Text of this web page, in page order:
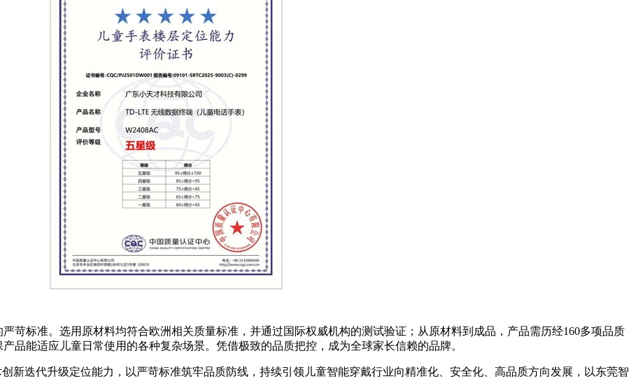
苛标准。选用原材料均符合欧洲相关质量标准，并通过国际权威机构的测试验证；从原材料到成品，产品需历经160多项品质
品能适应儿童日常使用的各种复杂场景。凭借极致的品质把控，成为全球家长信赖的品牌。
新迭代升级定位能力，以严苛标准筑牢品质防线，持续引领儿童智能穿戴行业向精准化、安全化、高品质方向发展，以东莞智